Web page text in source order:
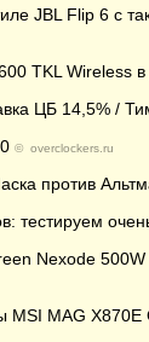
JBL Flip 6 c
TKL Wireless
ЦБ 14,5% /
© overclockers.ru
против
Nexode
MSI MAG